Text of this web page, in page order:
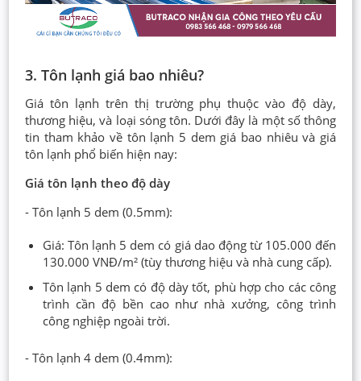
3. Tôn lạnh giá bao nhiêu?
Giá tôn lạnh trên thị trường phụ thuộc vào độ dày,
thương hiệu, và loại sóng tôn. Dưới đây là một số thông
tin tham khảo về tôn lạnh 5 dem giá bao nhiêu và giá
tôn lạnh phổ biến hiện nay:
Giá tôn lạnh theo độ dày
- Tôn lạnh 5 dem (0.5mm):
Giá: Tôn lạnh 5 dem có giá dao động từ 105.000 đến
130.000 VNĐ/m² (tùy thương hiệu và nhà cung cấp).
Tôn lạnh 5 dem có độ dày tốt, phù hợp cho các công
trình cần độ bền cao như nhà xưởng, công trình
công nghiệp ngoài trời.
- Tôn lạnh 4 dem (0.4mm):